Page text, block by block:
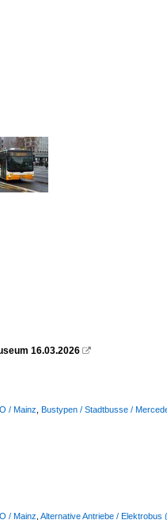
16.03.2026 
/ Mainz Bustypen / Stadtbusse /
/ Mainz Alternative Antriebe / Elektrobus